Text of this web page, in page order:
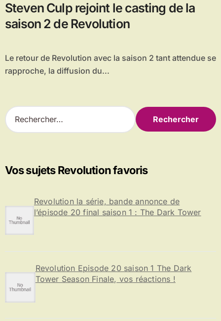
Steven Culp rejoint le casting de la
saison 2 de Revolution
Le retour de Revolution avec la saison 2 tant attendue se
rapproche, la diffusion du...
R
e
r
c
r
Vos sujets Revolution favoris
Revolution la série, bande annonce de
l’épisode 20 final saison 1 : The Dark Tower
Revolution Episode 20 saison 1 The Dark
Tower Season Finale, vos réactions !